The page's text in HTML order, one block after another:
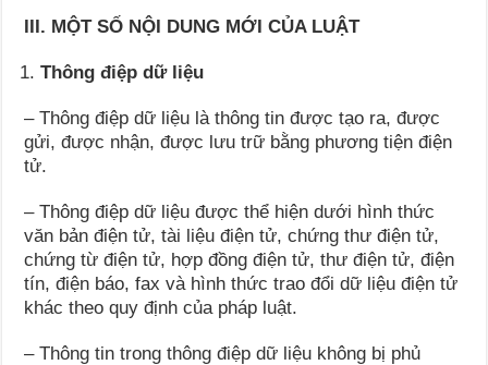
III. MỘT SỐ NỘI DUNG MỚI CỦA LUẬT
Thông điệp dữ liệu
– Thông điệp dữ liệu là thông tin được tạo ra, được
gửi, được nhận, được lưu trữ bằng phương tiện điện
tử.
– Thông điệp dữ liệu được thể hiện dưới hình thức
văn bản điện tử, tài liệu điện tử, chứng thư điện tử,
chứng từ điện tử, hợp đồng điện tử, thư điện tử, điện
tín, điện báo, fax và hình thức trao đổi dữ liệu điện tử
khác theo quy định của pháp luật.
– Thông tin trong thông điệp dữ liệu không bị phủ